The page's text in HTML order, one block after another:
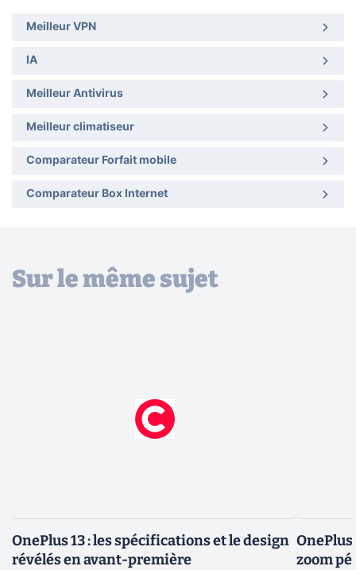
Meilleur VPN
IA
Meilleur Antivirus
Meilleur climatiseur
Comparateur Forfait mobile
Comparateur Box Internet
Sur le même sujet
OnePlus 13 : les spécifications et le design
révélés en avant-première
OnePlus
zoom